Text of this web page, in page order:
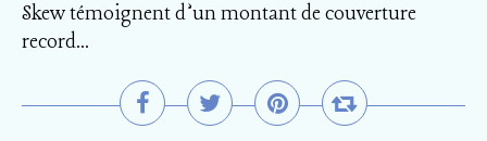
Skew témoignent d’un montant de couverture
record...